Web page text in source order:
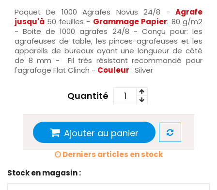
Paquet De 1000 Agrafes Novus 24/8 - Agrafe
jusqu'à 50 feuilles - Grammage Papier: 80 g/m2
- Boite de 1000 agrafes 24/8 - Conçu pour: les
agrafeuses de table, les pinces-agrafeuses et les
appareils de bureaux ayant une longueur de côté
de 8 mm - Fil très résistant recommandé pour
l'agrafage Flat Clinch - Couleur : Silver
Quantité
Ajouter au panier
Derniers articles en stock
Stock en magasin :